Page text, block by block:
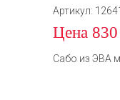
Артикул:
Цена
Сабо из ЭВА